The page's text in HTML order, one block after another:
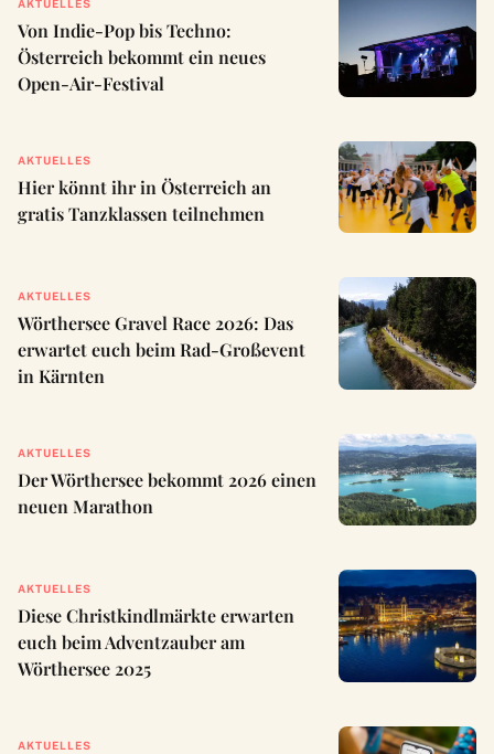
AKTUELLES
Von Indie-Pop bis Techno:
Österreich bekommt ein neues
Open-Air-Festival
AKTUELLES
Hier könnt ihr in Österreich an
gratis Tanzklassen teilnehmen
AKTUELLES
Wörthersee Gravel Race 2026: Das
erwartet euch beim Rad-Großevent
in Kärnten
AKTUELLES
Der Wörthersee bekommt 2026 einen
neuen Marathon
AKTUELLES
Diese Christkindlmärkte erwarten
euch beim Adventzauber am
Wörthersee 2025
AKTUELLES